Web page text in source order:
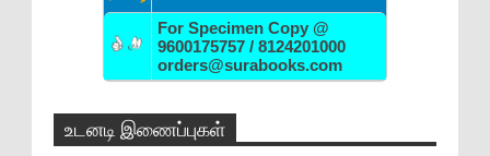
For Specimen Copy @
9600175757 / 8124201000
orders@surabooks.com
உடனடி இணைப்புகள்